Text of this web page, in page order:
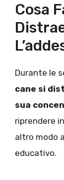
Cosa
Durante le
cane si
sua
riprendere
altro modo
educativo.